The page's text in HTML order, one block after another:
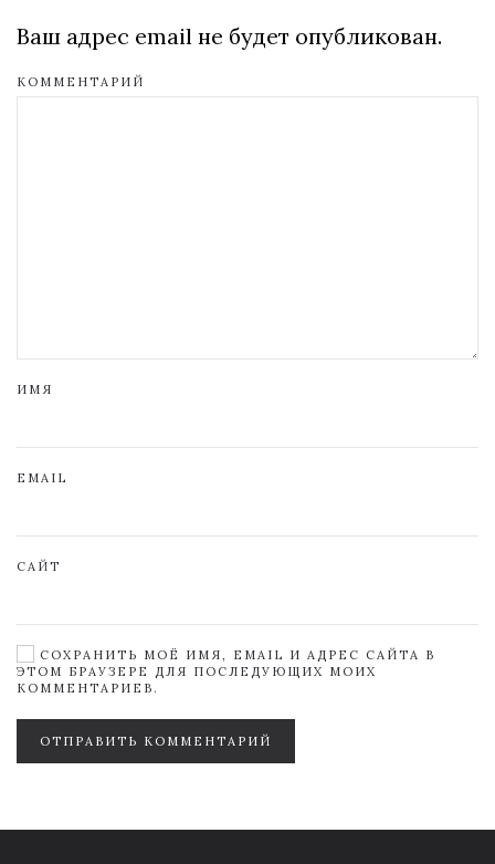
Ваш адрес email не будет опубликован.
КОММЕНТАРИЙ
ИМЯ
EMAIL
САЙТ
СОХРАНИТЬ МОЁ ИМЯ, EMAIL И АДРЕС САЙТА В
ЭТОМ БРАУЗЕРЕ ДЛЯ ПОСЛЕДУЮЩИХ МОИХ
КОММЕНТАРИЕВ.
ОТПРАВИТЬ КОММЕНТАРИЙ